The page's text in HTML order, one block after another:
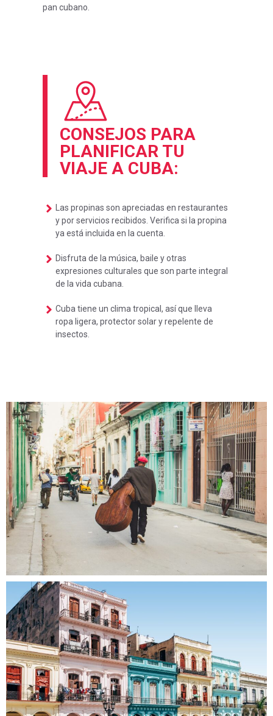
pan cubano.
CONSEJOS PARA
PLANIFICAR TU
VIAJE A CUBA:
Las propinas son apreciadas en restaurantes
y por servicios recibidos. Verifica si la propina
ya está incluida en la cuenta.
Disfruta de la música, baile y otras
expresiones culturales que son parte integral
de la vida cubana.
Cuba tiene un clima tropical, así que lleva
ropa ligera, protector solar y repelente de
insectos.